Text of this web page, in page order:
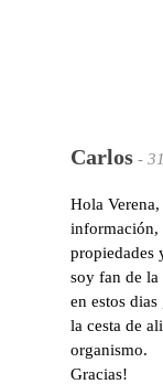
Carlos -
Hola
información,
propiedades
soy fan de la
en estos
la cesta de
organismo.
Gracias!